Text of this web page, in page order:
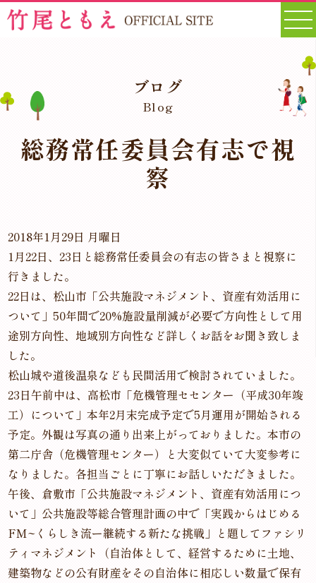
ブログ
Blog
総務常任委員会有志で視
察
2018年1月29日 月曜日
1月22日、23日と総務常任委員会の有志の皆さまと視察に
行きました。
22日は、松山市「公共施設マネジメント、資産有効活用に
ついて」50年間で20%施設量削減が必要で方向性として用
途別方向性、地域別方向性など詳しくお話をお聞き致しま
した。
松山城や道後温泉なども民間活用で検討されていました。
23日午前中は、高松市「危機管理セセンター（平成30年竣
工）について」本年2月末完成予定で5月運用が開始される
予定。外観は写真の通り出来上がっておりました。本市の
第二庁舎（危機管理センター）と大変似ていて大変参考に
なりました。各担当ごとに丁寧にお話しいただきました。
午後、倉敷市「公共施設マネジメント、資産有効活用につ
いて」公共施設等総合管理計画の中で「実践からはじめる
FM~くらしき流ー継続する新たな挑戦」と題してファシリ
ティマネジメント（自治体として、経営するために土地、
建築物などの公有財産をその自治体に相応しい数量で保有